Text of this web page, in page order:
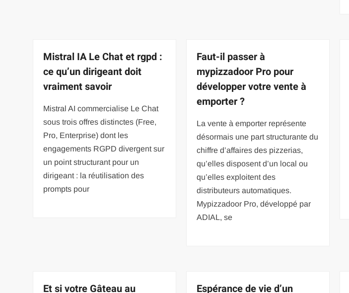
Mistral IA Le Chat et rgpd :
ce qu’un dirigeant doit
vraiment savoir
Mistral AI commercialise Le Chat
sous trois offres distinctes (Free,
Pro, Enterprise) dont les
engagements RGPD divergent sur
un point structurant pour un
dirigeant : la réutilisation des
prompts pour
Faut-il passer à
mypizzadoor Pro pour
développer votre vente à
emporter ?
La vente à emporter représente
désormais une part structurante du
chiffre d’affaires des pizzerias,
qu’elles disposent d’un local ou
qu’elles exploitent des
distributeurs automatiques.
Mypizzadoor Pro, développé par
ADIAL, se
Et si votre Gâteau au
Espérance de vie d’un